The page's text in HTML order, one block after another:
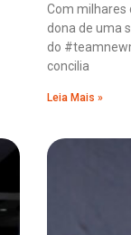
Com milhares
dona de uma
do
concilia
Leia Mais »